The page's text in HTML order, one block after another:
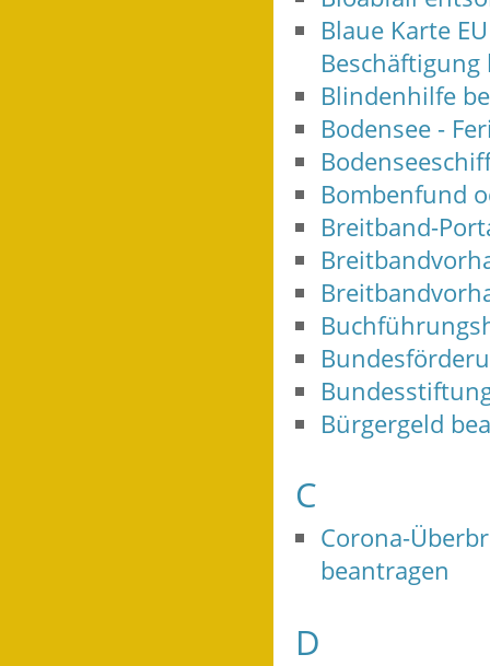
Blaue Karte
Blindenhilfe
Bodensee -
Bombenfund
Breitband-
Bürgergeld
C
Corona-
beantragen
D